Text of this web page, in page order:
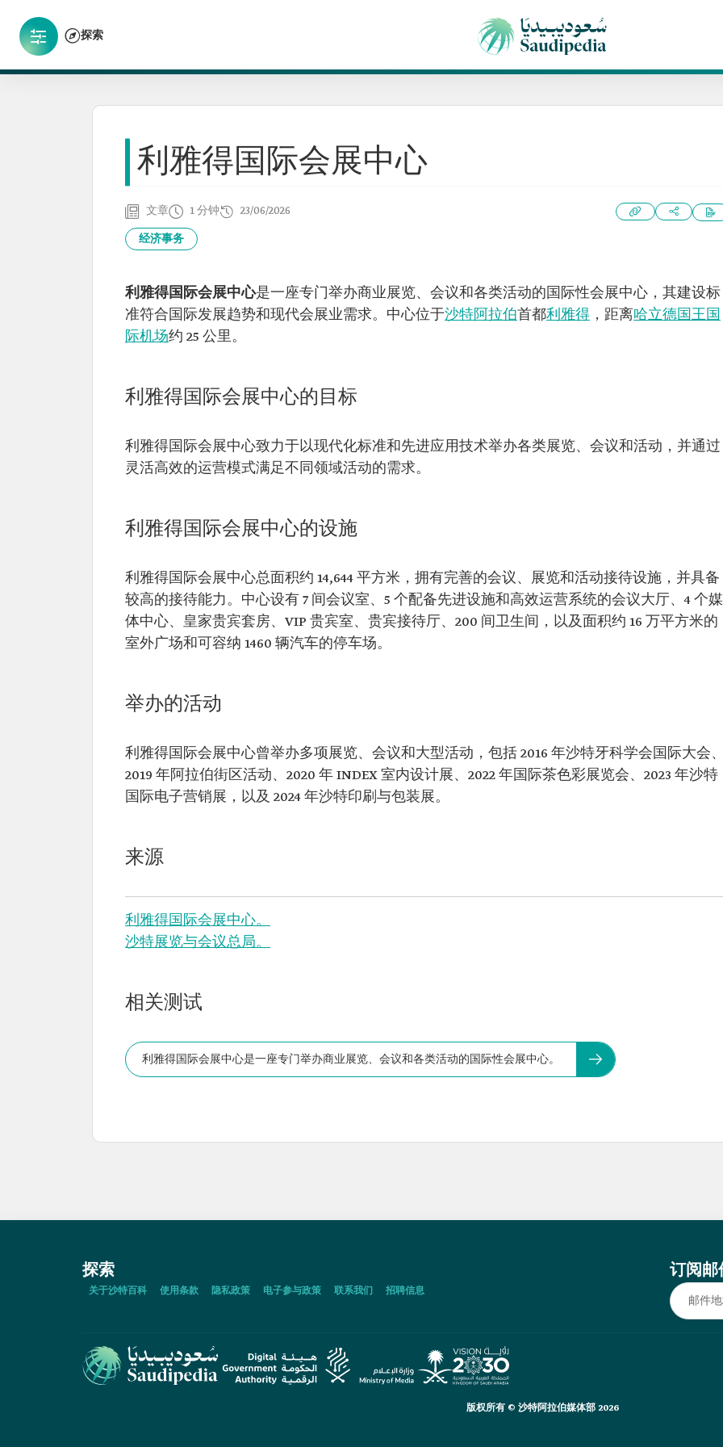
探索
利雅得国际会展中心
文章 1 分钟 23/06/2026
经济事务
利雅得国际会展中心是一座专门举办商业展览、会议和各类活动的国际性会展中心，其建设标
准符合国际发展趋势和现代会展业需求。中心位于沙特阿拉伯首都利雅得 ，距离哈立德国王国
际机场约 25 公里。
利雅得国际会展中心的目标
利雅得国际会展中心致力于以现代化标准和先进应用技术举办各类展览、会议和活动，并通过
灵活高效的运营模式满足不同领域活动的需求。
利雅得国际会展中心的设施
利雅得国际会展中心总面积约 14,644 平方米，拥有完善的会议、展览和活动接待设施，并具备
较高的接待能力。中心设有 7 间会议室、5 个配备先进设施和高效运营系统的会议大厅、4 个媒
体中心、皇家贵宾套房、VIP 贵宾室、贵宾接待厅、200 间卫生间，以及面积约 16 万平方米的
室外广场和可容纳 1460 辆汽车的停车场。
举办的活动
利雅得国际会展中心曾举办多项展览、会议和大型活动，包括 2016 年沙特牙科学会国际大会、
2019 年阿拉伯街区活动、2020 年 INDEX 室内设计展、2022 年国际茶色彩展览会、2023 年沙特
国际电子营销展，以及 2024 年沙特印刷与包装展。
来源
利雅得国际会展中心。
沙特展览与会议总局。
相关测试
利雅得国际会展中心是一座专门举办商业展览、会议和各类活动的国际性会展中心。
探索
关于沙特百科 使用条款 隐私政策 电子参与政策 联系我们 招聘信息
订阅邮
版权所有 © 沙特阿拉伯媒体部 2026